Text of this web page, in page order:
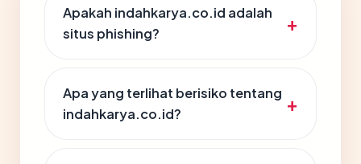
Apakah indahkarya.co.id adalah
situs phishing?
Apa yang terlihat berisiko tentang
indahkarya.co.id?